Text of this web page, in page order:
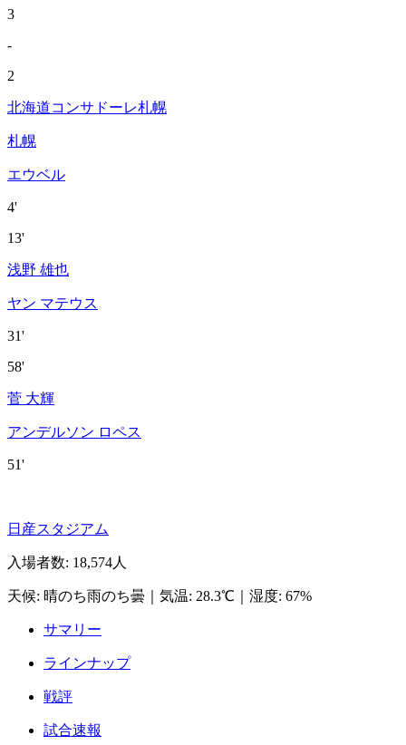
3
-
2
北海道コンサドーレ札幌
札幌
エウベル
4'
13'
浅野 雄也
ヤン マテウス
31'
58'
菅 大輝
アンデルソン ロペス
51'
日産スタジアム
入場者数: 18,574人
天候: 晴のち雨のち曇 気温: 28.3℃ 湿度: 67%
サマリー
ラインナップ
戦評
試合速報